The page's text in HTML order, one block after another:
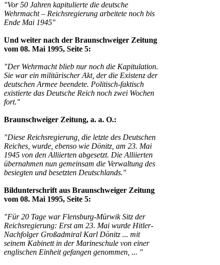
"Vor 50 Jahren kapitulierte die deutsche
Wehrmacht – Reichsregierung arbeitete noch bis
Ende Mai 1945"
Und weiter nach der Braunschweiger Zeitung
vom 08. Mai 1995, Seite 5:
"Der Wehrmacht blieb nur noch die Kapitulation.
Sie war ein militärischer Akt, der die Existenz der
deutschen Armee beendete. Politisch-faktisch
existierte das Deutsche Reich noch zwei Wochen
fort."
Braunschweiger Zeitung, a. a. O.:
"Diese Reichsregierung, die letzte des Deutschen
Reiches, wurde, ebenso wie Dönitz, am 23. Mai
1945 von den Alliierten abgesetzt. Die Alliierten
übernahmen nun gemeinsam die Verwaltung des
besiegten und besetzten Deutschlands."
Bildunterschrift aus Braunschweiger Zeitung
vom 08. Mai 1995, Seite 5:
"Für 20 Tage war Flensburg-Mürwik Sitz der
Reichsregierung: Erst am 23. Mai wurde Hitler-
Nachfolger Großadmiral Karl Dönitz ... mit
seinem Kabinett in der Marineschule von einer
englischen Einheit gefangen genommen, ... "